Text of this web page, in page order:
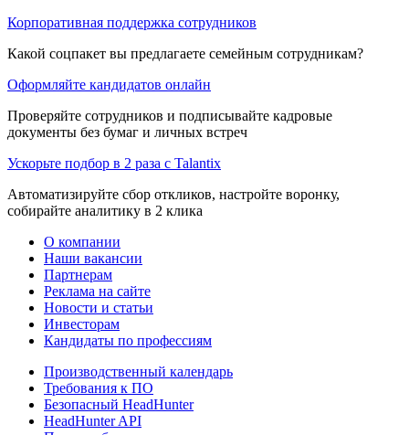
Корпоративная поддержка сотрудников
Какой соцпакет вы предлагаете семейным сотрудникам?
Оформляйте кандидатов онлайн
Проверяйте сотрудников и подписывайте кадровые
документы без бумаг и личных встреч
Ускорьте подбор в 2 раза с Talantix
Автоматизируйте сбор откликов, настройте воронку,
собирайте аналитику в 2 клика
О компании
Наши вакансии
Партнерам
Реклама на сайте
Новости и статьи
Инвесторам
Кандидаты по профессиям
Производственный календарь
Требования к ПО
Безопасный HeadHunter
HeadHunter API